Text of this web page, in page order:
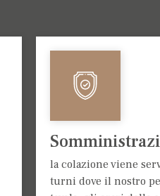
la colazione viene
turni dove il nostro